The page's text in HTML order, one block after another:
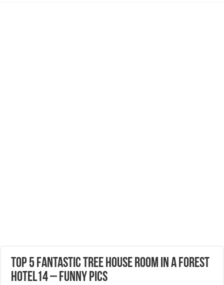
Top 5 Fantastic Tree House Room In A Forest
Hotel14 – Funny Pics